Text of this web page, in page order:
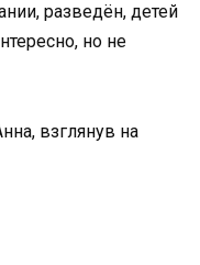
разведён, детей
но не
взглянув на